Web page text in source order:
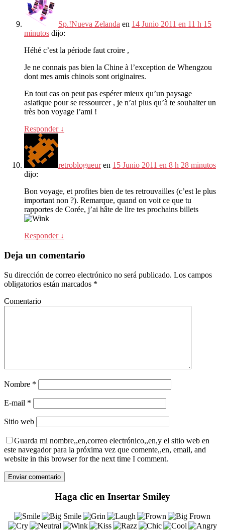
Sp.!Nueva Zelanda en 14 Junio 2011 en 11 h 15
minutos dijo:
Héhé c’est la période faut croire ,
Je ne connais pas bien la Chine à l’exception de Whengzou
dont mes amis chinois sont originaires.
En tout cas on peut pas espérer mieux qu’un paysage
asiatique pour se ressourcer, je n’ai plus qu’à te souhaiter un
très bon voyage l’ami !
Responder ↓
retroblogueuren 15 Junio 2011 en 8 h 28 minutos
dijo:
Bon voyage, et profites bien de tes retrouvailles (c’est le plus
important non ?). Remarque, quand on voit ce que tu
rapportes de Corée, j’ai hâte de lire tes prochains billets
Responder ↓
Deja un comentario
Su dirección de correo electrónico no será publicado. Los campos
obligatorios están marcados *
Comentario
Nombre *
E-mail *
Sitio web
Guarda mi nombre,,en,correo electrónico,,en,y el sitio web en
este navegador para la próxima vez que comente,,en, email, and
website in this browser for the next time I comment.
Haga clic en Insertar Smiley